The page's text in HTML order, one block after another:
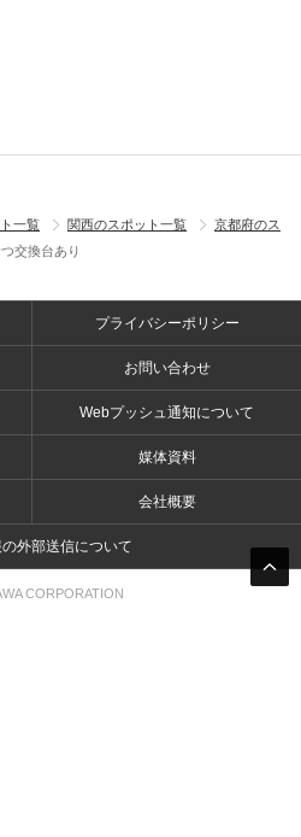
一覧 関西のスポット一覧
京都府のス
交換台あり
プライバシーポリシー
お問い合わせ
Webプッシュ通知について
媒体資料
会社概要
外部送信について
CORPORATION